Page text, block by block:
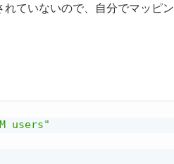
ていないので、自分でマッピン
users"